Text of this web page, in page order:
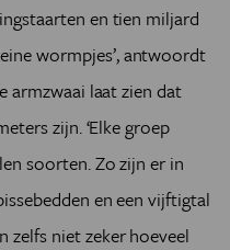
en tien miljard
wormpjes’, antwoordt
armzwaai laat zien dat
zijn. ‘Elke groep
soorten. Zo zijn er in
en een vijftigtal
niet zeker hoeveel